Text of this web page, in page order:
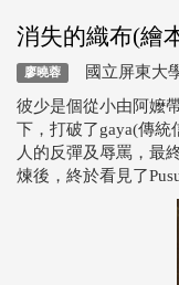
消失的織布(繪
廖曉蓉 國立屏東大
彼少是個從小由阿嬤
下，打破了gaya(傳
人的反彈及辱罵，最
煉後，終於看見了